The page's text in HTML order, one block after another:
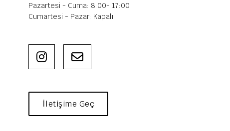
Pazartesi - Cuma: 8:00- 17:00
Cumartesi - Pazar: Kapalı
İletişime Geç